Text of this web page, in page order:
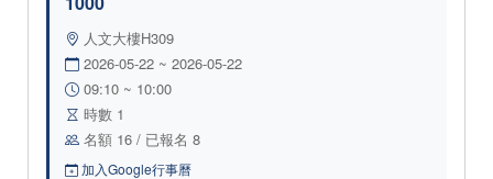
人文大樓H309
2026-05-22 ~ 2026-05-22
09:10 ~ 10:00
時數 1
名額 16 / 已報名 8
加入Google行事曆